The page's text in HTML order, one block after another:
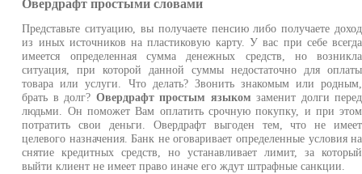
Овердрафт простыми словами
Представьте ситуацию, вы получаете пенсию либо получаете доход
из иных источников на пластиковую карту. У вас при себе всегда
имеется определенная сумма денежных средств, но возникла
ситуация, при которой данной суммы недостаточно для оплаты
товара или услуги. Что делать? Звонить знакомым или родным,
брать в долг? Овердрафт простым языком заменит долги перед
людьми. Он поможет Вам оплатить срочную покупку, и при этом
потратить свои деньги. Овердрафт выгоден тем, что не имеет
целевого назначения. Банк не оговаривает определенные условия на
снятие кредитных средств, но устанавливает лимит, за который
выйти клиент не имеет право иначе его ждут штрафные санкции.